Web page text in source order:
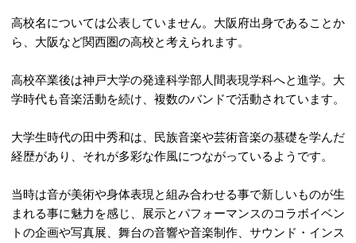
高校名については公表していません。大阪府出身であることか
ら、大阪など関西圏の高校と考えられます。
高校卒業後は神戸大学の発達科学部人間表現学科へと進学。大
学時代も音楽活動を続け、複数のバンドで活動されています。
大学生時代の田中秀和は、民族音楽や芸術音楽の基礎を学んだ
経歴があり、それが多彩な作風につながっているようです。
当時は音が美術や身体表現と組み合わせる事で新しいものが生
まれる事に魅力を感じ、展示とパフォーマンスのコラボイベン
トの企画や写真展、舞台の音響や音楽制作、サウンド・インス